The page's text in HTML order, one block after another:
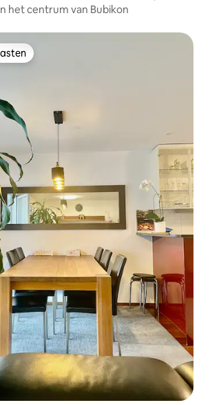
het centrum van Bubikon